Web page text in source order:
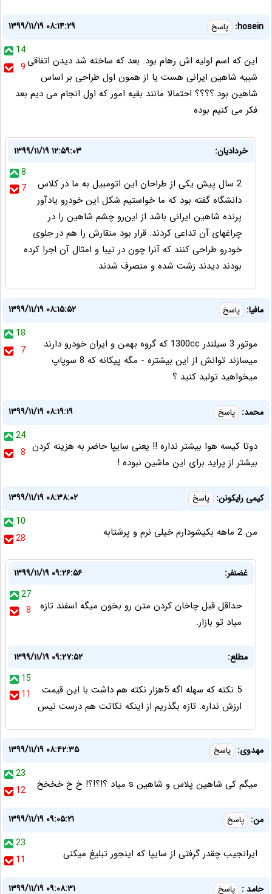
hosein: پاسخ
۱۳۹۹/۱۱/۱۹ ۰۸:۱۴:۲۹
14
9این که اسم اولیه اش رهام بود. بعد که ساخته شد دیدن اتفاقی
شبیه شاهین ایرانی هست یا از همون اول طراحی بر اساس
شاهین بود.؟؟؟؟ احتمالا مانند بقیه امور که اول انجام می دیم بعد
فکر می کنیم بوده
خردادیان:
۱۳۹۹/۱۱/۱۹ ۱۲:۵۹:۰۳
8
7
2 سال پیش یکی از طراحان این اتومبیل به ما در کلاس
دانشگاه گفته بود که ما خواستیم شکل این خودرو یادآور
پرنده شاهین ایرانی باشد از این‌رو چشم شاهین را در
چراغهای آن تداعی کردند. قرار بود منقارش را هم در جلوی
خودرو طراحی کنند که آنرا چون در تیبا و امثال آن اجرا کرده
بودند دیدند زشت شده و منصرف شدند
مافيا: پاسخ
۱۳۹۹/۱۱/۱۹ ۰۸:۱۵:۵۲
18
7
موتور 3 سيلندر 1300cc كه گروه بهمن و ايران خودرو دارند
ميسازند توانش از اين بيشتره - مگه پيكانه كه 8 سوپاپ
ميخواهيد توليد كنيد ؟
محمد: پاسخ
۱۳۹۹/۱۱/۱۹ ۰۸:۱۹:۱۹
24
8 دوتا کیسه هوا بیشتر نداره !! یعنی سایپا حاضر به هزینه کردن
بیشتر از پراید برای این ماشین نبوده !
کیمی رایکونن: پاسخ
۱۳۹۹/۱۱/۱۹ ۰۸:۳۸:۰۲
10
28
من 2 ماهه بکیشودارم خیلی نرم و پرشتابه
غضنفر:
۱۳۹۹/۱۱/۱۹ ۰۹:۲۶:۵۶
27
8
حداقل قبل چاخان کردن متن رو بخون میگه اسفند تازه
میاد تو بازار.
مطلع:
۱۳۹۹/۱۱/۱۹ ۰۹:۲۷:۵۲
15
11
5 نکته که سهله اگه 5هزار نکته هم داشت با این قیمت
ارزش نداره. تازه بگذریم از اینکه نکاتت هم درست نیس
مهدوی: پاسخ
۱۳۹۹/۱۱/۱۹ ۰۸:۴۲:۳۵
23
12
میگم کی شاهین پلاس و شاهین s میاد ؟!؟!؟! خ خ خخخخ
من: پاسخ
۱۳۹۹/۱۱/۱۹ ۰۹:۰۵:۲۱
23
11
ایرانجیب چقدر گرفتی از سایپا که اینجور تبلیغ میکنی
حامد : پاسخ ۱۳۹۹/۱۱/۱۹ ۰۹:۰۸:۳۱